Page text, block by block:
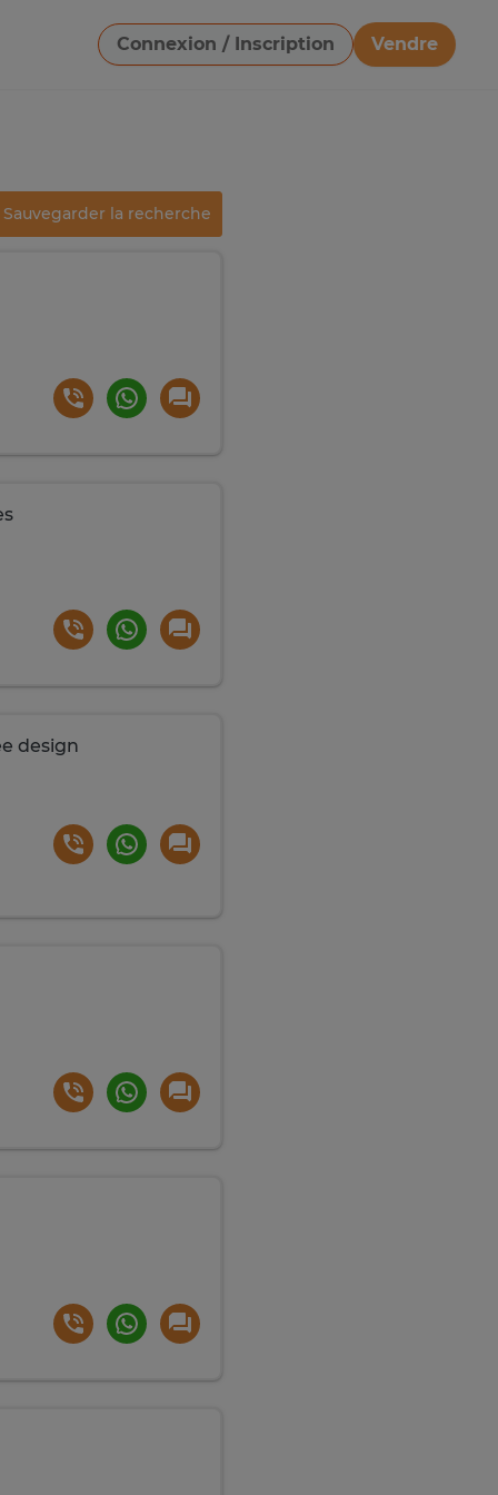
Connexion / Inscription
Vendre
Télécharger une image
Sauvegarder la recherche
design